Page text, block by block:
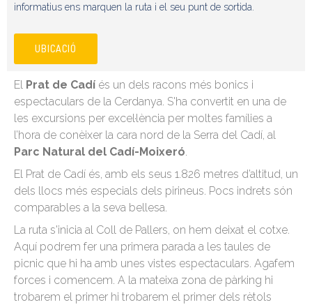
informatius ens marquen la ruta i el seu punt de sortida.
UBICACIÓ
El Prat de Cadí és un dels racons més bonics i
espectaculars de la Cerdanya. S'ha convertit en una de
les excursions per excel·lència per moltes famílies a
l’hora de conèixer la cara nord de la Serra del Cadí, al
Parc Natural del Cadí-Moixeró.
El Prat de Cadí és, amb els seus 1.826 metres d’altitud, un
dels llocs més especials dels pirineus. Pocs indrets són
comparables a la seva bellesa.
La ruta s'inicia al Coll de Pallers, on hem deixat el cotxe.
Aquí podrem fer una primera parada a les taules de
picnic que hi ha amb unes vistes espectaculars. Agafem
forces i comencem. A la mateixa zona de pàrking hi
trobarem el primer hi trobarem el primer dels rètols